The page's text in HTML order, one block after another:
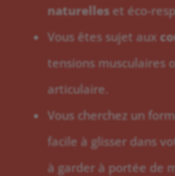
naturelleset éco-
Vous êtes sujet aux
tensions musculaires
articulaire.
Vous cherchez un
facile à glisser dans
à garder à portée de